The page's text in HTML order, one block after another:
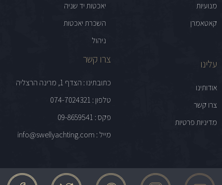
מנועיות
קאטאמרן
יאכטות יד שניה
השכרת יאכטות
ניהול
עלינו
אודותינו
צרו קשר
מדיניות פרטיות
צרו קשר
כתובתינו : הצדף 1, מרינה הרצליה
טלפון : 074-7024321
פקס : 09-8659541
מייל : info@swellyachting.com